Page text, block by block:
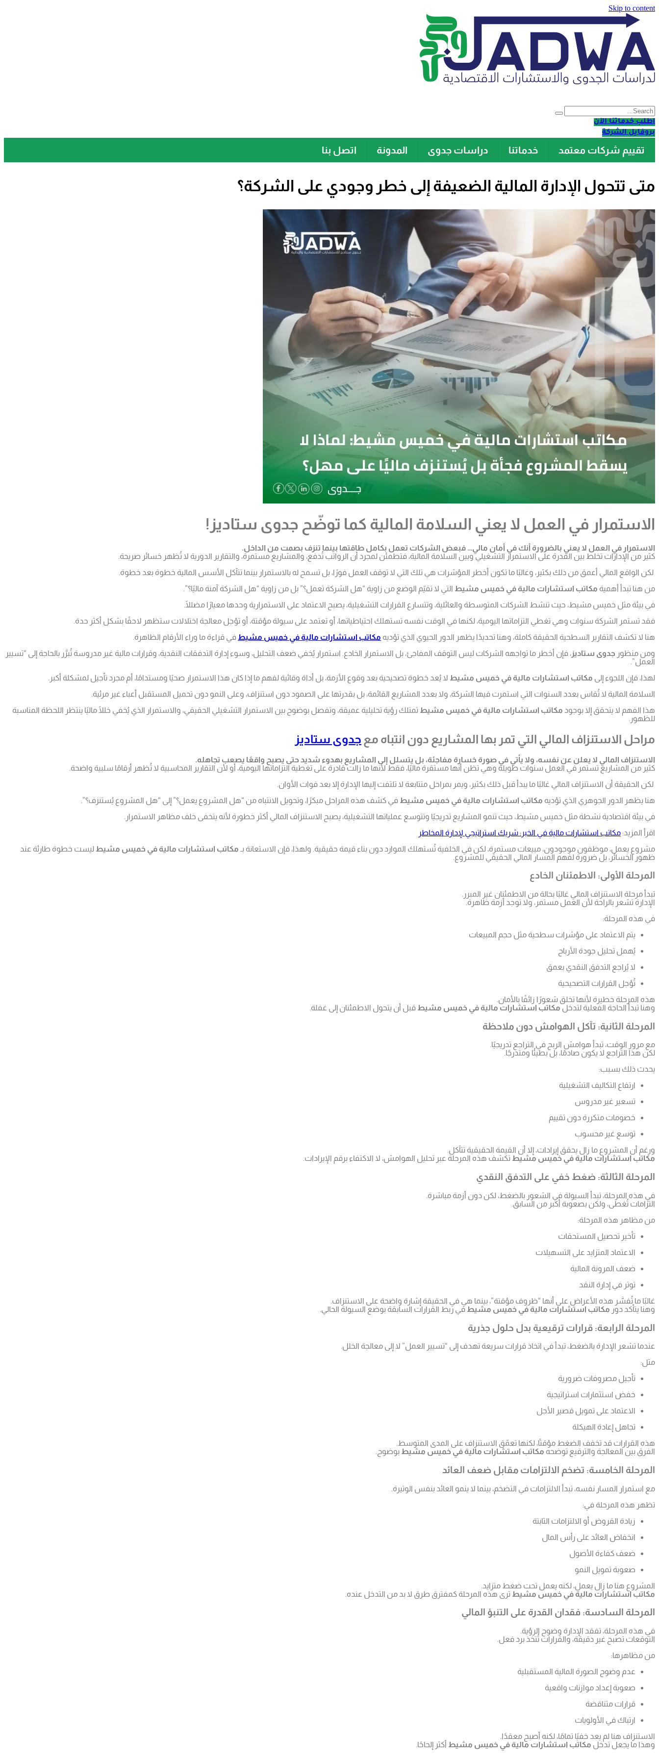
Skip to content
اطلب خدماتنا الآن
بروفايل الشركة
تقييم شركات معتمد خدماتنا دراسات جدوى المدونة اتصل بنا
متى تتحول الإدارة المالية الضعيفة إلى خطر وجودي على الشركة؟
الاستمرار في العمل لا يعني السلامة المالية كما توضّح جدوى ستاديز!
الاستمرار في العمل لا يعني بالضرورة أنك في أمان مالي… فبعض الشركات تعمل بكامل طاقتها بينما تنزف بصمت من الداخل.
كثير من الإدارات تخلط بين القدرة على الاستمرار التشغيلي وبين السلامة المالية، فتطمئن لمجرد أن الرواتب تُدفع، والمشاريع مستمرة، والتقارير الدورية لا تُظهر خسائر صريحة.
لكن الواقع المالي أعمق من ذلك بكثير، وغالبًا ما تكون أخطر المؤشرات هي تلك التي لا توقف العمل فورًا، بل تسمح له بالاستمرار بينما تتآكل الأسس المالية خطوة بعد خطوة.
من هنا تبدأ أهمية مكاتب استشارات مالية في خميس مشيط التي لا تقيّم الوضع من زاوية “هل الشركة تعمل؟” بل من زاوية “هل الشركة آمنة ماليًا؟”.
في بيئة مثل خميس مشيط، حيث تنشط الشركات المتوسطة والعائلية، وتتسارع القرارات التشغيلية، يصبح الاعتماد على الاستمرارية وحدها معيارًا مضللًا.
فقد تستمر الشركة سنوات وهي تغطي التزاماتها اليومية، لكنها في الوقت نفسه تستهلك احتياطياتها، أو تعتمد على سيولة مؤقتة، أو تؤجل معالجة اختلالات ستظهر لاحقًا بشكل أكثر حدة.
هنا لا تكشف التقارير السطحية الحقيقة كاملة، وهنا تحديدًا يظهر الدور الحيوي الذي تؤديه مكاتب استشارات مالية في خميس مشيط في قراءة ما وراء الأرقام الظاهرة.
ومن منظور جدوى ستاديز، فإن أخطر ما تواجهه الشركات ليس التوقف المفاجئ، بل الاستمرار الخادع. استمرار يُخفي ضعف التحليل، وسوء إدارة التدفقات النقدية، وقرارات مالية غير مدروسة تُبرَّر بالحاجة إلى “تسيير
العمل”.
لهذا، فإن اللجوء إلى مكاتب استشارات مالية في خميس مشيط لا يُعد خطوة تصحيحية بعد وقوع الأزمة، بل أداة وقائية لفهم ما إذا كان هذا الاستمرار صحيًا ومستدامًا، أم مجرد تأجيل لمشكلة أكبر.
السلامة المالية لا تُقاس بعدد السنوات التي استمرت فيها الشركة، ولا بعدد المشاريع القائمة، بل بقدرتها على الصمود دون استنزاف، وعلى النمو دون تحميل المستقبل أعباء غير مرئية.
هذا الفهم لا يتحقق إلا بوجود مكاتب استشارات مالية في خميس مشيط تمتلك رؤية تحليلية عميقة، وتفصل بوضوح بين الاستمرار التشغيلي الحقيقي، والاستمرار الذي يُخفي خللًا ماليًا ينتظر اللحظة المناسبة
للظهور.
مراحل الاستنزاف المالي التي تمر بها المشاريع دون انتباه مع جدوى ستاديز
الاستنزاف المالي لا يعلن عن نفسه، ولا يأتي في صورة خسارة مفاجئة، بل يتسلل إلى المشاريع بهدوء شديد حتى يصبح واقعًا يصعب تجاهله.
كثير من المشاريع تستمر في العمل سنوات طويلة وهي تظن أنها مستقرة ماليًا، فقط لأنها ما زالت قادرة على تغطية التزاماتها اليومية، أو لأن التقارير المحاسبية لا تُظهر أرقامًا سلبية واضحة.
لكن الحقيقة أن الاستنزاف المالي غالبًا ما يبدأ قبل ذلك بكثير، ويمر بمراحل متتابعة لا تلتفت إليها الإدارة إلا بعد فوات الأوان.
هنا يظهر الدور الجوهري الذي تؤديه مكاتب استشارات مالية في خميس مشيط في كشف هذه المراحل مبكرًا، وتحويل الانتباه من “هل المشروع يعمل؟” إلى “هل المشروع يُستنزف؟”.
في بيئة اقتصادية نشطة مثل خميس مشيط، حيث تنمو المشاريع تدريجيًا وتتوسع عملياتها التشغيلية، يصبح الاستنزاف المالي أكثر خطورة لأنه يتخفى خلف مظاهر الاستمرار.
اقرأ المزيد: مكاتب استشارات مالية في الخبر: شريك استراتيجي لإدارة المخاطر
مشروع يعمل، موظفون موجودون، مبيعات مستمرة، لكن في الخلفية تُستهلك الموارد دون بناء قيمة حقيقية. ولهذا، فإن الاستعانة بـ مكاتب استشارات مالية في خميس مشيط ليست خطوة طارئة عند
ظهور الخسائر، بل ضرورة لفهم المسار المالي الحقيقي للمشروع.
المرحلة الأولى: الاطمئنان الخادع
تبدأ مرحلة الاستنزاف المالي غالبًا بحالة من الاطمئنان غير المبرر.
الإدارة تشعر بالراحة لأن العمل مستمر، ولا توجد أزمة ظاهرة.
في هذه المرحلة:
يتم الاعتماد على مؤشرات سطحية مثل حجم المبيعات
يُهمل تحليل جودة الأرباح
لا يُراجع التدفق النقدي بعمق
تُؤجل القرارات التصحيحية
هذه المرحلة خطيرة لأنها تخلق شعورًا زائفًا بالأمان.
وهنا تبدأ الحاجة الفعلية لتدخل مكاتب استشارات مالية في خميس مشيط قبل أن يتحول الاطمئنان إلى غفلة.
المرحلة الثانية: تآكل الهوامش دون ملاحظة
مع مرور الوقت، تبدأ هوامش الربح في التراجع تدريجيًا.
لكن هذا التراجع لا يكون صادمًا، بل بطيئًا ومتدرجًا.
يحدث ذلك بسبب:
ارتفاع التكاليف التشغيلية
تسعير غير مدروس
خصومات متكررة دون تقييم
توسع غير محسوب
ورغم أن المشروع ما زال يحقق إيرادات، إلا أن القيمة الحقيقية تتآكل.
مكاتب استشارات مالية في خميس مشيط تكشف هذه المرحلة عبر تحليل الهوامش، لا الاكتفاء برقم الإيرادات.
المرحلة الثالثة: ضغط خفي على التدفق النقدي
في هذه المرحلة، تبدأ السيولة في الشعور بالضغط، لكن دون أزمة مباشرة.
التزامات تُغطى، ولكن بصعوبة أكبر من السابق.
من مظاهر هذه المرحلة:
تأخير تحصيل المستحقات
الاعتماد المتزايد على التسهيلات
ضعف المرونة المالية
توتر في إدارة النقد
غالبًا ما تُفسَّر هذه الأعراض على أنها “ظروف مؤقتة”، بينما هي في الحقيقة إشارة واضحة على الاستنزاف.
وهنا يتأكد دور مكاتب استشارات مالية في خميس مشيط في ربط القرارات السابقة بوضع السيولة الحالي.
المرحلة الرابعة: قرارات ترقيعية بدل حلول جذرية
عندما تشعر الإدارة بالضغط، تبدأ في اتخاذ قرارات سريعة تهدف إلى “تسيير العمل” لا إلى معالجة الخلل.
مثل:
تأجيل مصروفات ضرورية
خفض استثمارات استراتيجية
الاعتماد على تمويل قصير الأجل
تجاهل إعادة الهيكلة
هذه القرارات قد تخفف الضغط مؤقتًا، لكنها تعمّق الاستنزاف على المدى المتوسط.
الفرق بين المعالجة والترقيع توضحه مكاتب استشارات مالية في خميس مشيط بوضوح.
المرحلة الخامسة: تضخم الالتزامات مقابل ضعف العائد
مع استمرار المسار نفسه، تبدأ الالتزامات في التضخم، بينما لا ينمو العائد بنفس الوتيرة.
تظهر هذه المرحلة في:
زيادة القروض أو الالتزامات الثابتة
انخفاض العائد على رأس المال
ضعف كفاءة الأصول
صعوبة تمويل النمو
المشروع هنا ما زال يعمل، لكنه يعمل تحت ضغط متزايد.
مكاتب استشارات مالية في خميس مشيط ترى هذه المرحلة كمفترق طرق لا بد من التدخل عنده.
المرحلة السادسة: فقدان القدرة على التنبؤ المالي
في هذه المرحلة، تفقد الإدارة وضوح الرؤية.
التوقعات تصبح غير دقيقة، والقرارات تُتخذ برد فعل.
من مظاهرها:
عدم وضوح الصورة المالية المستقبلية
صعوبة إعداد موازنات واقعية
قرارات متناقضة
ارتباك في الأولويات
الاستنزاف هنا لم يعد خفيًا تمامًا، لكنه أصبح معقدًا.
وهذا ما يجعل تدخل مكاتب استشارات مالية في خميس مشيط أكثر إلحاحًا.